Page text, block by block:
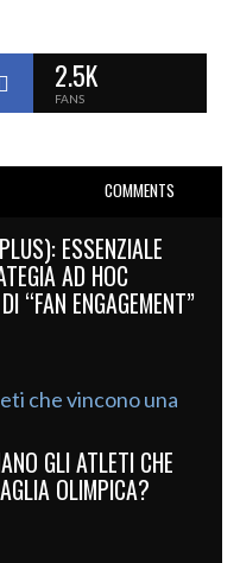
2.5K
FANS
COMMENTS
ESSENZIALE
AD HOC
“FAN ENGAGEMENT”
GLI ATLETI CHE
OLIMPICA?